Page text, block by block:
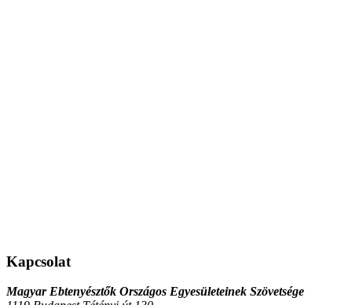
Kapcsolat
Magyar Ebtenyésztők Országos Egyesületeinek Szövetsége